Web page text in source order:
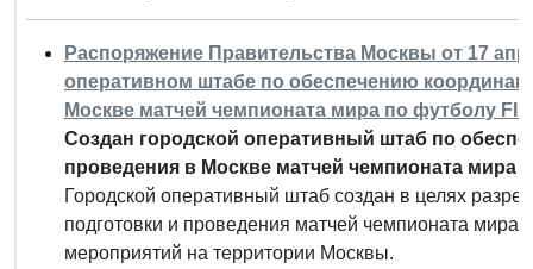
Распоряжение Правительства Москвы от 17
оперативном штабе по обеспечению
Москве матчей чемпионата мира по футболу
Создан городской оперативный штаб по
проведения в Москве матчей чемпионата мира
Городской оперативный штаб создан в целях
подготовки и проведения матчей чемпионата мира
мероприятий на территории Москвы.